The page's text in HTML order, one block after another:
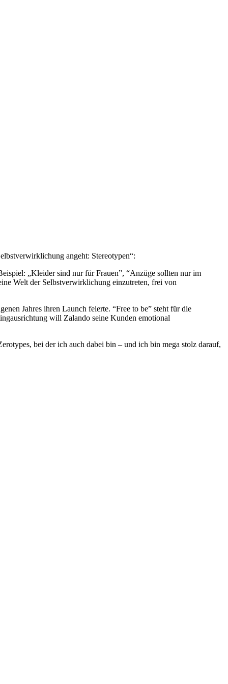
angeht: Stereotypen“:
„Kleider sind nur für Frauen”, “Anzüge sollten nur im
Welt der Selbstverwirklichung einzutreten, frei von
Jahres ihren Launch feierte. “Free to be” steht für die
will Zalando seine Kunden emotional
bei der ich auch dabei bin – und ich bin mega stolz darauf,